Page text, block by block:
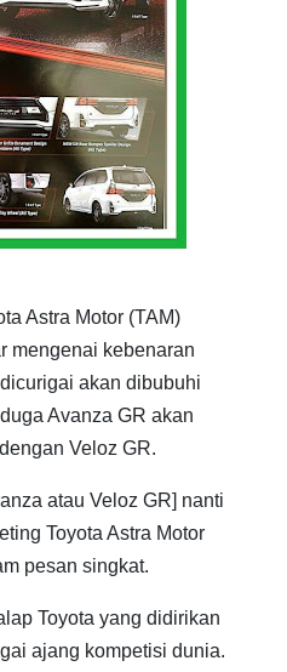
Astra Motor (TAM)
mengenai kebenaran
akan dibubuhi
Avanza GR akan
Veloz GR.
atau Veloz GR] nanti
Toyota Astra Motor
pesan singkat.
Toyota yang didirikan
ajang kompetisi dunia.